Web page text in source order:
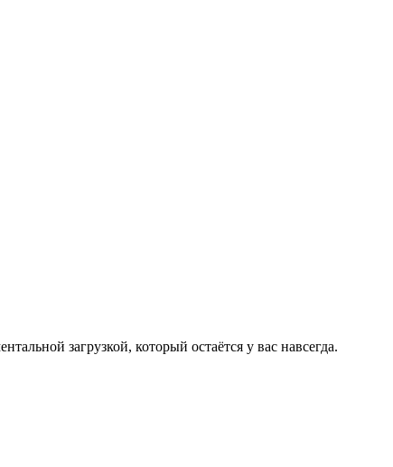
загрузкой, который остаётся у вас навсегда.